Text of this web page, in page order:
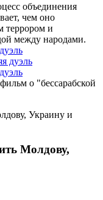
объединения
чем оно
террором и
между народами.
о "бессарабской
Молдову,